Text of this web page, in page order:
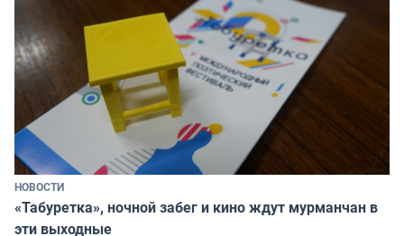
НОВОСТИ
«Табуретка», ночной забег и кино ждут мурманчан в
эти выходные